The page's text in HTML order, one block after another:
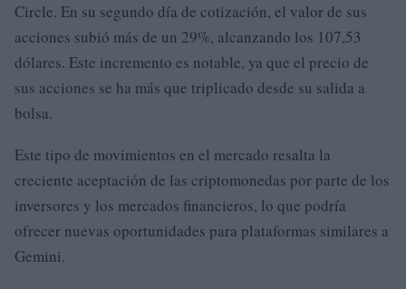
Circle. En su segundo día de cotización, el valor de sus
acciones subió más de un 29%, alcanzando los 107,53
dólares. Este incremento es notable, ya que el precio de
sus acciones se ha más que triplicado desde su salida a
bolsa.
Este tipo de movimientos en el mercado resalta la
creciente aceptación de las criptomonedas por parte de los
inversores y los mercados financieros, lo que podría
ofrecer nuevas oportunidades para plataformas similares a
Gemini.